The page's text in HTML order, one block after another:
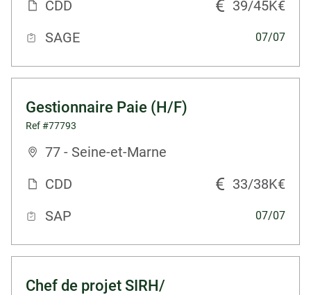
CDD
39/45K€
SAGE
07/07
Gestionnaire Paie (H/F)
Ref #77793
77 - Seine-et-Marne
CDD
33/38K€
SAP
07/07
Chef de projet SIRH/